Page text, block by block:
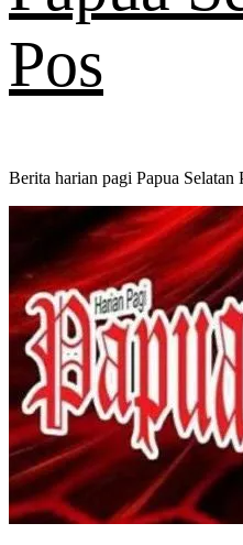
Pos
Berita harian pagi Papua Selatan
Primary